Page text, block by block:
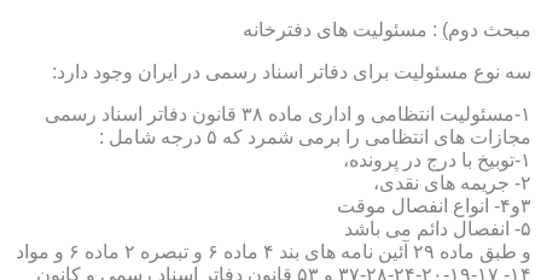
مبحث دوم) : مسئولیت های دفترخانه
سه نوع مسئولیت برای دفاتر اسناد رسمی در ایران وجود دارد:
۱-مسئولیت انتظامی و اداری ماده ۳۸ قانون دفاتر اسناد رسمی
مجازات های انتظامی را برمی شمرد که ۵ درجه شامل :
۱-توبیخ با درج در پرونده،
۲- جریمه های نقدی،
۳و۴- انواع انفصال موقت
۵- انفصال دائم می باشد
و طبق ماده ۲۹ آئین نامه های بند ۴ ماده ۶ و تبصره ۲ ماده ۶ و مواد
۱۴- ۱۷-۱۹-۲۰-۲۴-۲۸-۳۷ و ۵۳ قانون دفاتر اسناد رسمی و کانون